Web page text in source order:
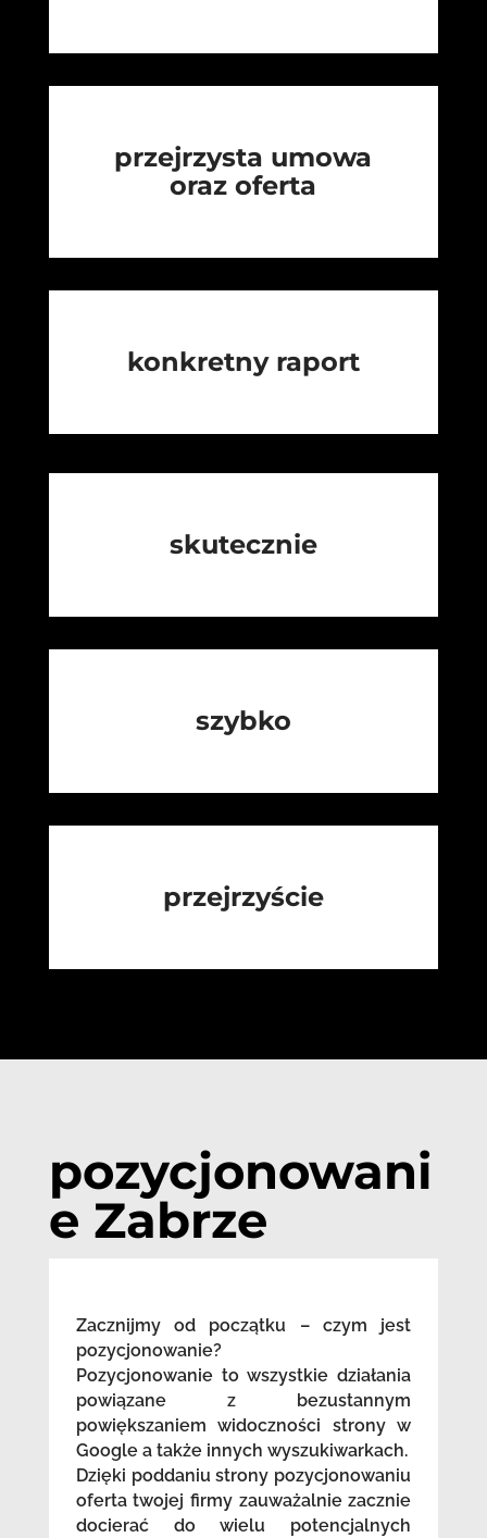
przejrzysta umowa
oraz oferta
konkretny raport
skutecznie
szybko
przejrzyście
pozycjonowani
e Zabrze
Zacznijmy od początku – czym jest
pozycjonowanie?
Pozycjonowanie to wszystkie działania
powiązane z bezustannym
powiększaniem widoczności strony w
Google a także innych wyszukiwarkach.
Dzięki poddaniu strony pozycjonowaniu
oferta twojej firmy zauważalnie zacznie
docierać do wielu potencjalnych